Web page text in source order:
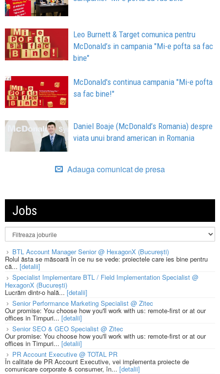
Leo Burnett & Target comunica pentru
McDonald’s in campania "Mi-e pofta sa fac
bine"
McDonald's continua campania "Mi-e pofta
sa fac bine!"
Daniel Boaje (McDonald’s Romania) despre
viata unui brand american in Romania
Adauga comunicat de presa
Jobs
BTL Account Manager Senior @ HexagonX (București)
Rolul ăsta se măsoară în ce nu se vede: proiectele care ies bine pentru
că... [detalii]
Specialist Implementare BTL / Field Implementation Specialist @
HexagonX (București)
Lucrăm dintr-o hală...[detalii]
Senior Performance Marketing Specialist @ Zitec
Our promise: You choose how you'll work with us: remote-first or at our
offices in Timpuri... [detalii]
Senior SEO & GEO Specialist @ Zitec
Our promise: You choose how you'll work with us: remote-first or at our
offices in Timpuri... [detalii]
PR Account Executive @ TOTAL PR
În calitate de PR Account Executive, vei implementa proiecte de
comunicare corporate & consumer, în... [detalii]